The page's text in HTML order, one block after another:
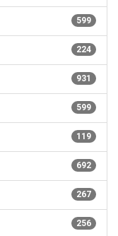
599
224
931
599
119
692
267
256